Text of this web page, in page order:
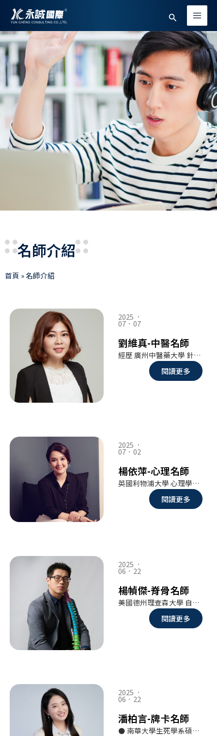
要
內
容
搜
尋
Main
名師介紹
首頁 »名師介紹
2025 ．
07．07
劉維真-中醫名師
經歷 廣州中醫藥大學 針灸醫學碩士 日本山野美容大學 日本高級美容師執照 馬應龍中醫醫院 / 百年世家中醫醫院專科醫師 上日研生醫 共同創辨人
閱讀更多
2025 ．
07．02
楊依萍-心理名師
英國利物浦大學 心理學與心理健康 香港公開大學 企管碩士 中國大陸 國家二級心理諮詢師
閱讀更多
2025 ．
06．22
楊幀傑-脊骨名師
美國德州理查森大學 自然醫學 博士 國立臺北護理健康大學 運動保健 碩士 美國AECA教育文化聯盟亞太區自然醫學督導師
閱讀更多
2025 ．
06．22
潘柏言-牌卡名師
⚫ 南華大學生死學系碩士 ⚫ 尼加拉瓜太平洋大學自然醫學碩士 ⚫ 中華大學光機電與材料學士